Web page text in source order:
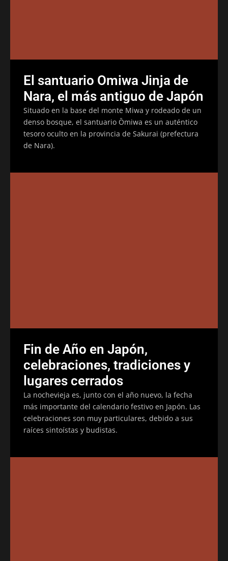
El santuario Omiwa Jinja de
Nara, el más antiguo de Japón
Situado en la base del monte Miwa y rodeado de un
denso bosque, el santuario Ōmiwa es un auténtico
tesoro oculto en la provincia de Sakurai (prefectura
de Nara).
Fin de Año en Japón,
celebraciones, tradiciones y
lugares cerrados
La nochevieja es, junto con el año nuevo, la fecha
más importante del calendario festivo en Japón. Las
celebraciones son muy particulares, debido a sus
raíces sintoístas y budistas.